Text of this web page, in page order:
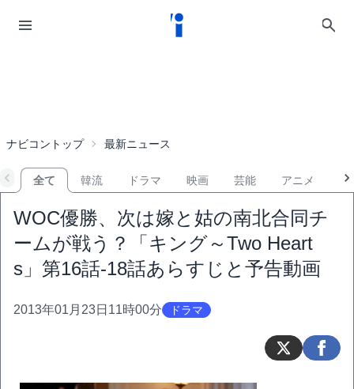
ナビコントップ 最新ニュース
全て 韓流 ドラマ 映画 芸能 アニメ
WOC優勝、次は嫁と姑の南北合同チ
ームが戦う？「キング～Two Heart
s」第16話-18話あらすじと予告動画
2013年01月23日11時00分 ドラマ